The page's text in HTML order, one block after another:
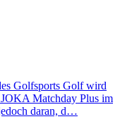
Golfsports Golf wird
Matchday Plus im
daran, d…